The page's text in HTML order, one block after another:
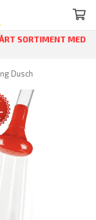
SORTIMENT MED
Dusch